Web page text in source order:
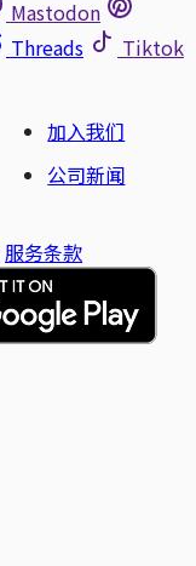
Mastodon
Threads
Tiktok
加入我们
公司新闻
服务条款